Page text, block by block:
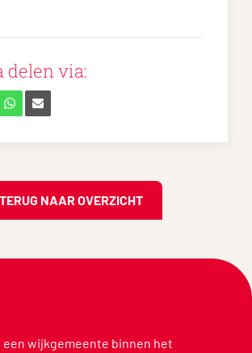
delen via:
TERUG NAAR OVERZICHT
een wijkgemeente binnen het